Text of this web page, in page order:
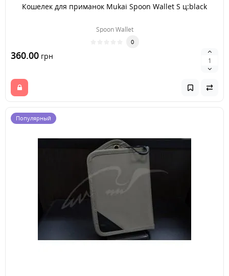
Кошелек для приманок Mukai Spoon Wallet S ц:black
Spoon Wallet
0
360.00 грн
Популярный